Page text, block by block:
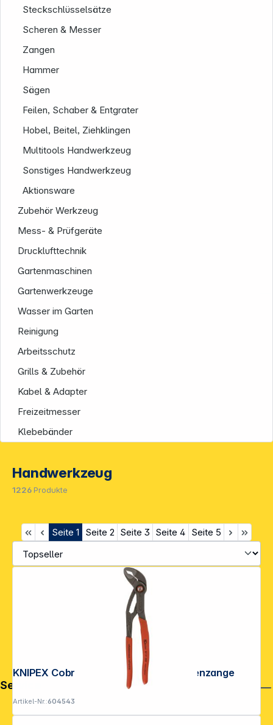
Steckschlüsselsätze
Scheren & Messer
Zangen
Hammer
Sägen
Feilen, Schaber & Entgrater
Hobel, Beitel, Ziehklingen
Multitools Handwerkzeug
Sonstiges Handwerkzeug
Aktionsware
Zubehör Werkzeug
Mess- & Prüfgeräte
Drucklufttechnik
Gartenmaschinen
Gartenwerkzeuge
Wasser im Garten
Reinigung
Arbeitsschutz
Grills & Zubehör
Kabel & Adapter
Freizeitmesser
Klebebänder
Handwerkzeug
1226 Produkte
Seite 1 Seite 2 Seite 3 Seite 4 Seite 5
KNIPEX Cobra QuickSet Wasserpumpenzange
Artikel-Nr.:604543
Informationen
Service